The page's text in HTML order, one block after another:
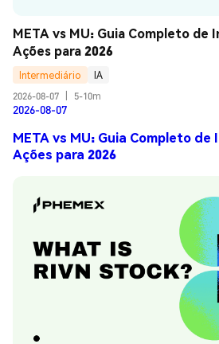
META vs MU: Guia Completo de
Ações para 2026
Intermediário
IA
2026-08-07
5-10m
2026-08-07
META vs MU: Guia Completo
Ações para 2026